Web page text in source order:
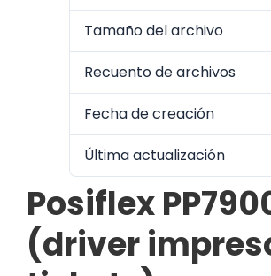
Tamaño del archivo
Recuento de archivos
Fecha de creación
Última actualización
Posiflex
(driver